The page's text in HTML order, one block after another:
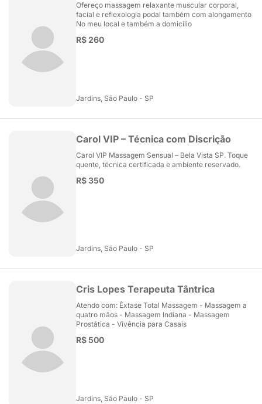
Ofereço massagem relaxante muscular corporal,
facial e reflexologia podal também com alongamento
No meu local e também a domicílio
R$ 260
Jardins, São Paulo - SP
Carol VIP – Técnica com Discrição
Carol VIP Massagem Sensual – Bela Vista SP. Toque
quente, técnica certificada e ambiente reservado.
R$ 350
Jardins, São Paulo - SP
Cris Lopes Terapeuta Tântrica
Atendo com: Êxtase Total Massagem - Massagem a
quatro mãos - Massagem Indiana - Massagem
Prostática - Vivência para Casais
R$ 500
Jardins, São Paulo - SP